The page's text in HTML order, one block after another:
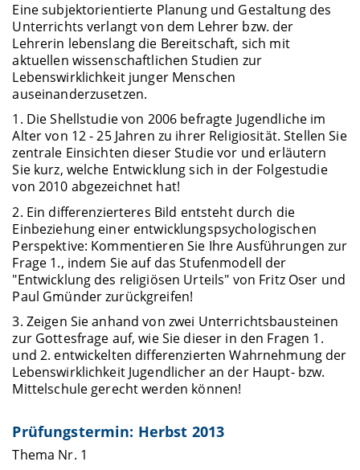
Eine subjektorientierte Planung und Gestaltung des
Unterrichts verlangt von dem Lehrer bzw. der
Lehrerin lebenslang die Bereitschaft, sich mit
aktuellen wissenschaftlichen Studien zur
Lebenswirklichkeit junger Menschen
auseinanderzusetzen.
1. Die Shellstudie von 2006 befragte Jugendliche im
Alter von 12 - 25 Jahren zu ihrer Religiosität. Stellen Sie
zentrale Einsichten dieser Studie vor und erläutern
Sie kurz, welche Entwicklung sich in der Folgestudie
von 2010 abgezeichnet hat!
2. Ein differenzierteres Bild entsteht durch die
Einbeziehung einer entwicklungspsychologischen
Perspektive: Kommentieren Sie Ihre Ausführungen zur
Frage 1., indem Sie auf das Stufenmodell der
"Entwicklung des religiösen Urteils" von Fritz Oser und
Paul Gmünder zurückgreifen!
3. Zeigen Sie anhand von zwei Unterrichtsbausteinen
zur Gottesfrage auf, wie Sie dieser in den Fragen 1.
und 2. entwickelten differenzierten Wahrnehmung der
Lebenswirklichkeit Jugendlicher an der Haupt- bzw.
Mittelschule gerecht werden können!
Prüfungstermin: Herbst 2013
Thema Nr. 1